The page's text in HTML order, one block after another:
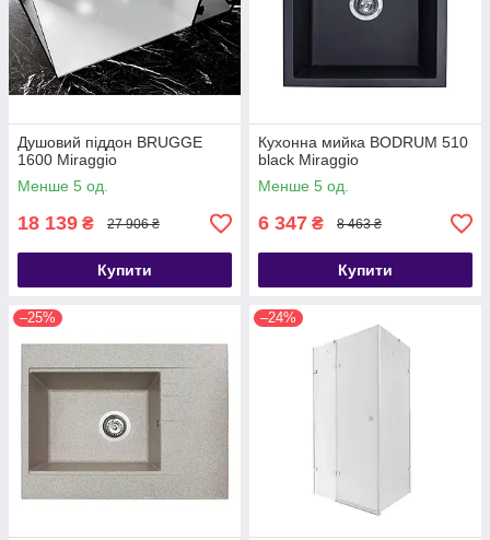
Душовий піддон BRUGGE
1600 Miraggio
Менше 5 од.
18 139 ₴ 27 906 ₴
Купити
Кухонна мийка BODRUM 510
black Miraggio
Менше 5 од.
6 347 ₴ 8 463 ₴
Купити
–25% –24%